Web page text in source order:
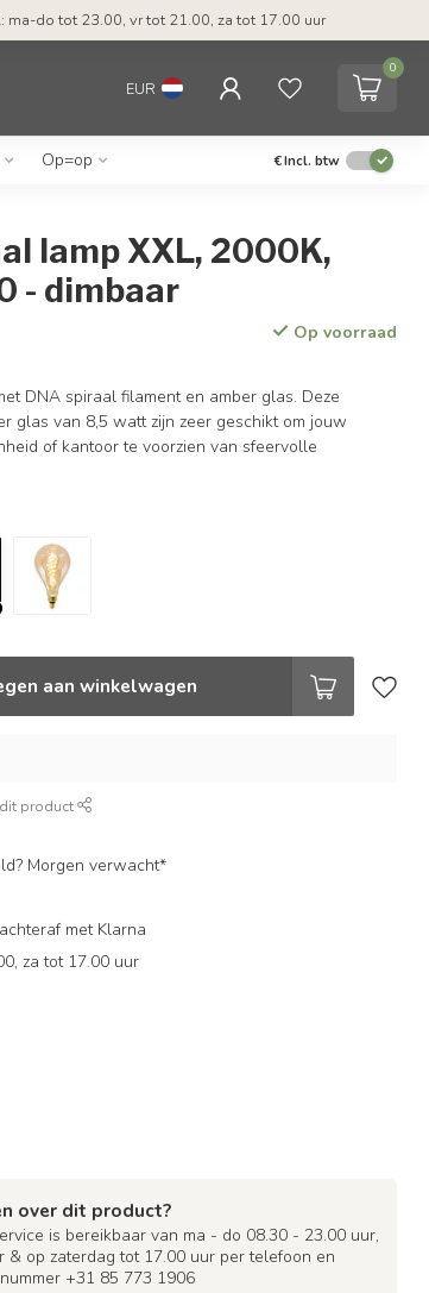
ma-do tot 23.00, vr tot 21.00, za tot 17.00 uur
EUR
0
Op=op €Incl. btw
lamp XXL, 2000K,
- dimbaar
Op voorraad
DNA spiraal filament en amber glas. Deze
glas van 8,5 watt zijn zeer geschikt om jouw
of kantoor te voorzien van sfeervolle
aan winkelwagen
product
Morgen verwacht*
met Klarna
za tot 17.00 uur
over dit product?
is bereikbaar van ma - do 08.30 - 23.00 uur,
& op zaterdag tot 17.00 uur per telefoon en
+31 85 773 1906